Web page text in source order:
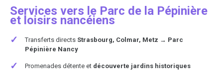
Services vers le Parc de la Pépinière
et loisirs nancéiens
✓ Transferts directs Strasbourg, Colmar, Metz → Parc
Pépinière Nancy
✓ Promenades détente et découverte jardins historiques